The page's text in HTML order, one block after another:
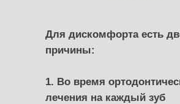
Для дискомфорта есть
причины:
1. Во время
лечения на каждый зуб